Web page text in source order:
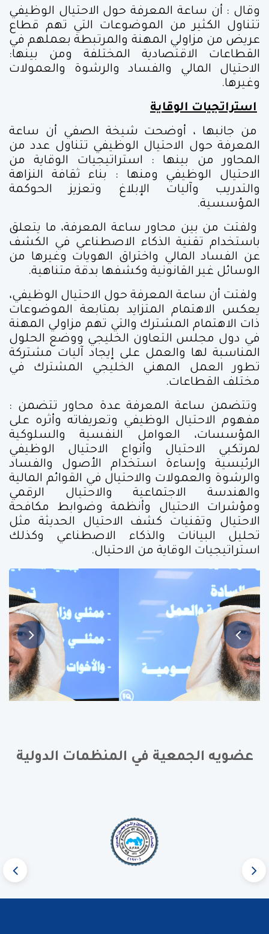
وقال : أن ساعة المعرفة حول الاحتيال الوظيفي
تتناول الكثير من الموضوعات التي تهم قطاع
عريض من مزاولي المهنة والمرتبطة بعملهم في
القطاعات الاقتصادية المختلفة ومن بينها:
الاحتيال المالي والفساد والرشوة والعمولات
وغيرها.
استراتجيات الوقاية
من جانبها ، أوضحت شيخة الصفي أن ساعة
المعرفة حول الاحتيال الوظيفي تتناول عدد من
المحاور من بينها : استراتيجيات الوقاية من
الاحتيال الوظيفي ومنها : بناء ثقافة النزاهة
والتدريب وآليات الإبلاغ وتعزيز الحوكمة
المؤسسية.
ولفتت من بين محاور ساعة المعرفة، ما يتعلق
باستخدام تقنية الذكاء الاصطناعي في الكشف
عن الفساد المالي واختراق الهويات وغيرها من
الوسائل غير القانونية وكشفها بدقة متناهية.
ولفتت أن ساعة المعرفة حول الاحتيال الوظيفي،
يعكس الاهتمام المتزايد بمتابعة الموضوعات
ذات الاهتمام المشترك والتي تهم مزاولي المهنة
في دول مجلس التعاون الخليجي ووضع الحلول
المناسبة لها والعمل على إيجاد آليات مشتركة
تطور العمل المهني الخليجي المشترك في
مختلف القطاعات.
وتتضمن ساعة المعرفة عدة محاور تتضمن :
مفهوم الاحتيال الوظيفي وتعريفاته وأثره على
المؤسسات، العوامل النفسية والسلوكية
لمرتكبي الاحتيال وأنواع الاحتيال الوظيفي
الرئيسية وإساءة استخدام الأصول والفساد
والرشوة والعمولات والاحتيال في القوائم المالية
والهندسة الاجتماعية والاحتيال الرقمي
ومؤشرات الاحتيال وأنظمة وضوابط مكافحة
الاحتيال وتقنيات كشف الاحتيال الحديثة مثل
تحليل البيانات والذكاء الاصطناعي وكذلك
استراتيجيات الوقاية من الاحتيال.
عضويه الجمعية في المنظمات الدولية